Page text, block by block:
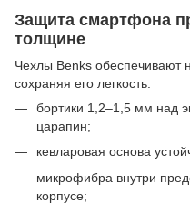
Защита смартфона
толщине
Чехлы Benks обеспечивают
сохраняя его легкость:
бортики 1,2–1,5 мм над
царапин;
кевларовая основа
микрофибра внутри
корпусе;